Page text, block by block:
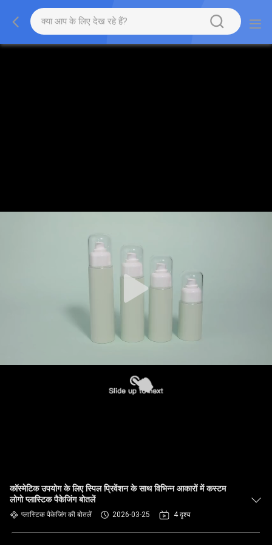
कॉस्मेटिक उपयोग के लिए स्पिल प्रिवेंशन के साथ विभिन्न आकारों में कस्टम
लोगो प्लास्टिक पैकेजिंग बोतलें
प्लास्टिक पैकेजिंग की बोतलें 2026-03-25 4 दृश्य